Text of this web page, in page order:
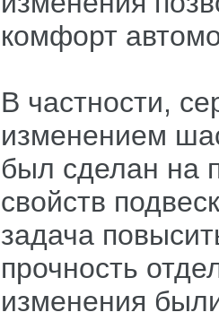
комфорт
В частности,
изменением
был сделан на
свойств
задача
прочность
изменения